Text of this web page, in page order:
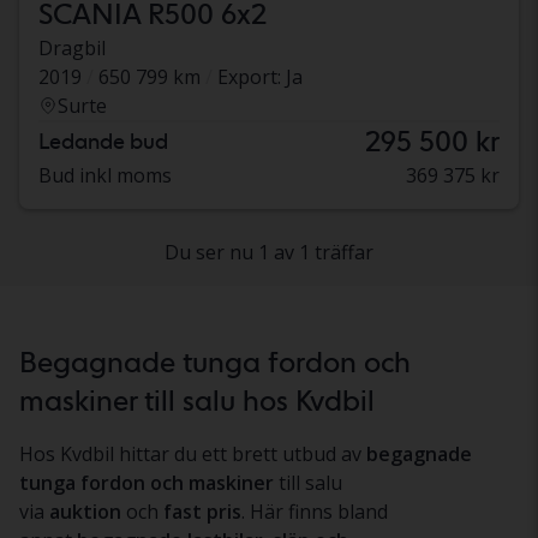
SCANIA R500 6x2
Dragbil
2019
650 799 km
Export: Ja
Surte
Ledande bud 295 500 kr
Bud inkl moms 369 375 kr
Du ser nu 1 av 1 träffar
Begagnade tunga fordon och
maskiner till salu hos Kvdbil
Hos Kvdbil hittar du ett brett utbud av begagnade
tunga fordon och maskiner till salu
via auktion och fast pris. Här finns bland